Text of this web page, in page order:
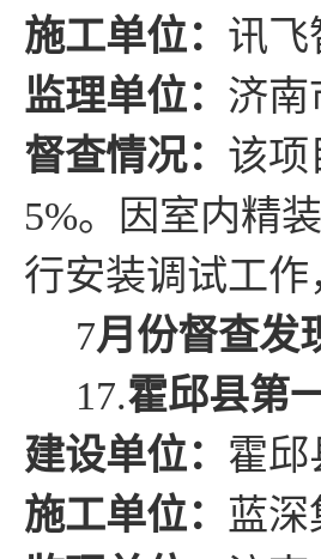
施工单位： 讯飞
监理单位： 济南
督查情况： 该项
5%。
因室内精
行安装调试工作
7月份督查发
17.霍邱县第
建设单位： 霍邱
施工单位： 蓝深